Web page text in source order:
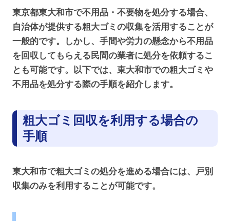
東京都東大和市で不用品・不要物を処分する場合、
自治体が提供する粗大ゴミの収集を活用することが
一般的です。しかし、手間や労力の懸念から不用品
を回収してもらえる民間の業者に処分を依頼するこ
とも可能です。以下では、東大和市での粗大ゴミや
不用品を処分する際の手順を紹介します。
粗大ゴミ回収を利用する場合の
手順
東大和市で粗大ゴミの処分を進める場合には、戸別
収集のみを利用することが可能です。